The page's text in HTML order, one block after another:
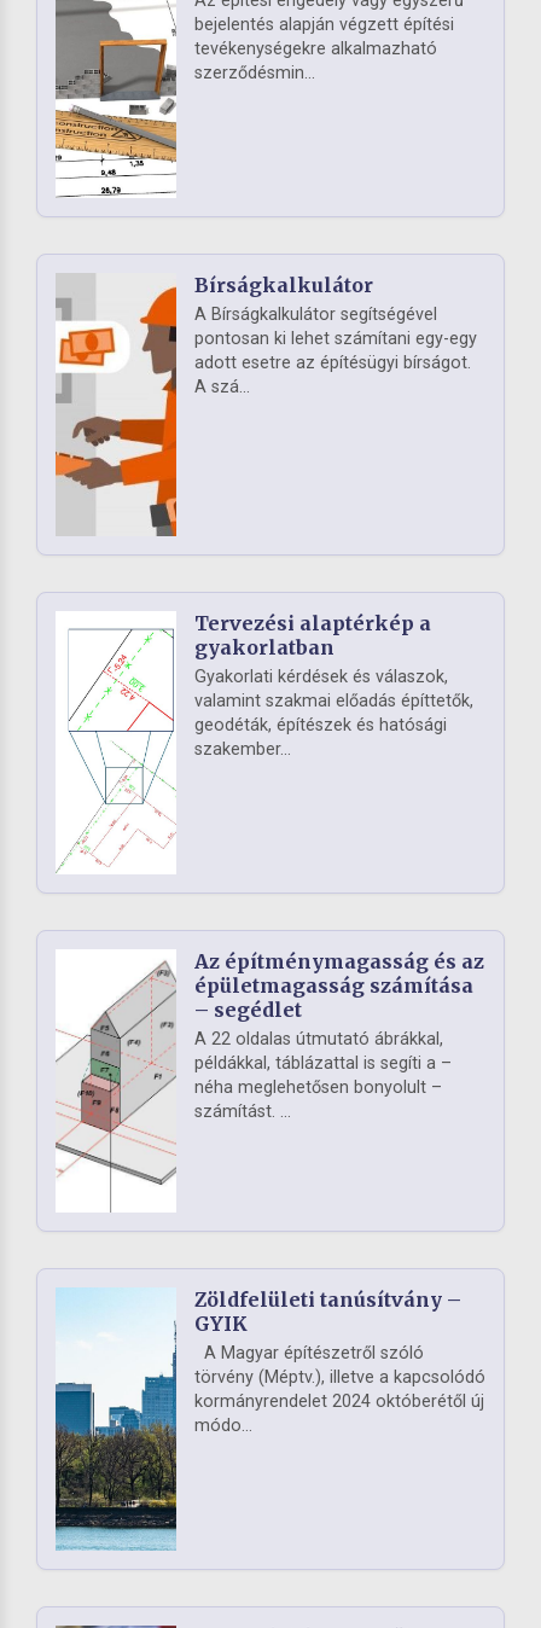
bejelentés alapján végzett építési
tevékenységekre alkalmazható
szerződésmin...
Bírságkalkulátor
A Bírságkalkulátor segítségével
pontosan ki lehet számítani egy-egy
adott esetre az építésügyi bírságot.
A szá...
Tervezési alaptérkép a
gyakorlatban
Gyakorlati kérdések és válaszok,
valamint szakmai előadás építtetők,
geodéták, építészek és hatósági
szakember...
Az építménymagasság és az
épületmagasság számítása
– segédlet
A 22 oldalas útmutató ábrákkal,
példákkal, táblázattal is segíti a –
néha meglehetősen bonyolult –
számítást. ...
Zöldfelületi tanúsítvány –
GYIK
A Magyar építészetről szóló
törvény (Méptv.), illetve a kapcsolódó
kormányrendelet 2024 októberétől új
módo...